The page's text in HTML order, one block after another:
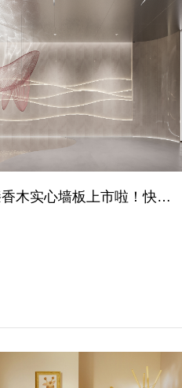
楚楚全新臻香木实心墙板上市啦！快来围观被夸爆的背景墙第二弹！！！